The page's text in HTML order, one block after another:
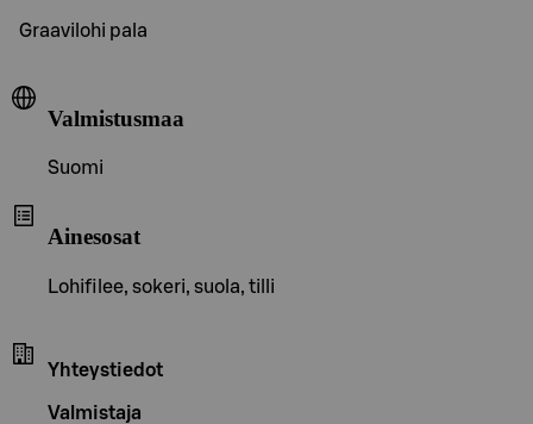
Graavilohi pala
Valmistusmaa
Suomi
Ainesosat
Lohifilee, sokeri, suola, tilli
Yhteystiedot
Valmistaja